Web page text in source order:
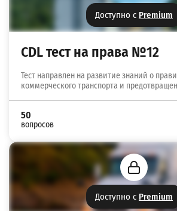
Доступно с Premium
CDL тест на права №12
Тест направлен на развитие знаний о
коммерческого транспорта и
50
вопросов
Доступно с Premium